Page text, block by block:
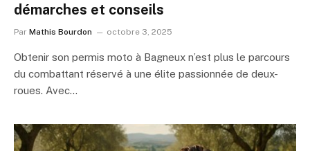
démarches et conseils
Par Mathis Bourdon octobre 3, 2025
Obtenir son permis moto à Bagneux n’est plus le parcours
du combattant réservé à une élite passionnée de deux-
roues. Avec…